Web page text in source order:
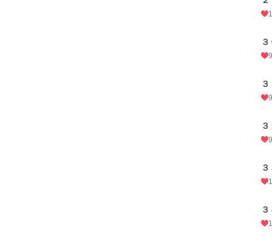
３
３
３
３
３